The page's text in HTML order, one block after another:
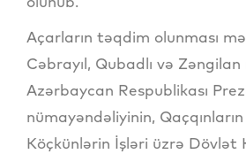
Açarların təqdim olunması
Cəbrayıl, Qubadlı və
Azərbaycan Respublikası
nümayəndəliyinin,
Köçkünlərin İşləri üzrə Dövlət